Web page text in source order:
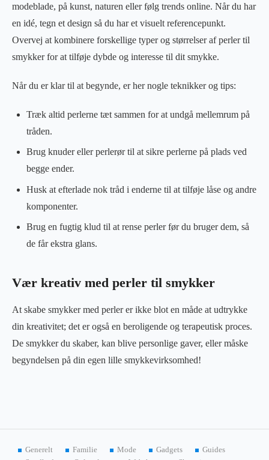
modeblade, på kunst, naturen eller følg trends online. Når du har
en idé, tegn et design så du har et visuelt referencepunkt.
Overvej at kombinere forskellige typer og størrelser af perler til
smykker for at tilføje dybde og interesse til dit smykke.
Når du er klar til at begynde, er her nogle teknikker og tips:
Træk altid perlerne tæt sammen for at undgå mellemrum på
tråden.
Brug knuder eller perlerør til at sikre perlerne på plads ved
begge ender.
Husk at efterlade nok tråd i enderne til at tilføje låse og andre
komponenter.
Brug en fugtig klud til at rense perler før du bruger dem, så
de får ekstra glans.
Vær kreativ med perler til smykker
At skabe smykker med perler er ikke blot en måde at udtrykke
din kreativitet; det er også en beroligende og terapeutisk proces.
De smykker du skaber, kan blive personlige gaver, eller måske
begyndelsen på din egen lille smykkevirksomhed!
Generelt Familie Mode Gadgets
Guides